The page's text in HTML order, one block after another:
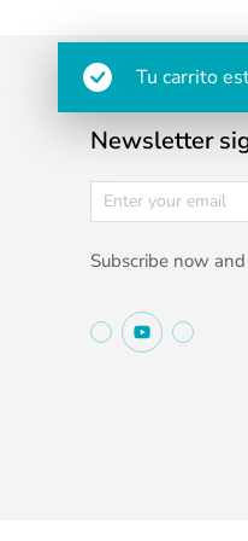
Tu carrito
Newsletter
Subscribe now